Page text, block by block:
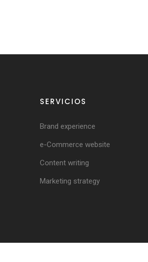
SERVICIOS
Brand experience
e-Commerce website
Content writing
Marketing strategy